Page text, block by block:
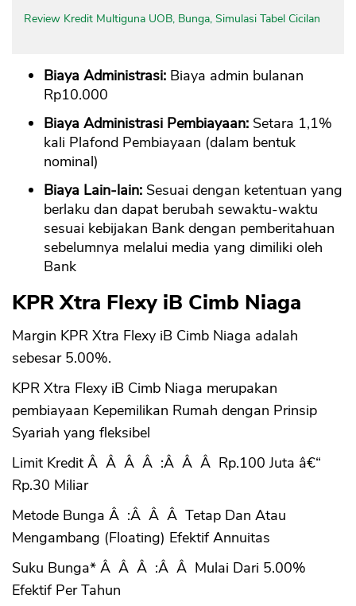
Review Kredit Multiguna UOB, Bunga, Simulasi Tabel Cicilan
Biaya Administrasi: Biaya admin bulanan
Rp10.000
Biaya Administrasi Pembiayaan: Setara 1,1%
kali Plafond Pembiayaan (dalam bentuk
nominal)
Biaya Lain-lain: Sesuai dengan ketentuan yang
berlaku dan dapat berubah sewaktu-waktu
sesuai kebijakan Bank dengan pemberitahuan
sebelumnya melalui media yang dimiliki oleh
Bank
KPR Xtra Flexy iB Cimb Niaga
Margin KPR Xtra Flexy iB Cimb Niaga adalah
sebesar 5.00%.
KPR Xtra Flexy iB Cimb Niaga merupakan
pembiayaan Kepemilikan Rumah dengan Prinsip
Syariah yang fleksibel
Limit Kredit Â Â Â Â :Â Â Â Rp.100 Juta â€“
Rp.30 Miliar
Metode Bunga Â :Â Â Â Tetap Dan Atau
Mengambang (Floating) Efektif Annuitas
Suku Bunga* Â Â Â :Â Â Mulai Dari 5.00%
Efektif Per Tahun